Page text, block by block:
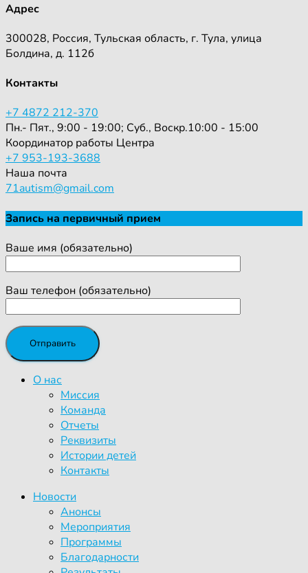
Адрес
300028, Россия, Тульская область, г. Тула, улица
Болдина, д. 112б
Контакты
+7 4872 212-370
Пн.- Пят., 9:00 - 19:00; Суб., Воскр.10:00 - 15:00
Координатор работы Центра
+7 953-193-3688
Наша почта
71autism@gmail.com
Запись на первичный прием
Ваше имя (обязательно)
Ваш телефон (обязательно)
О нас
Миссия
Команда
Отчеты
Реквизиты
Истории детей
Контакты
Новости
Анонсы
Мероприятия
Программы
Благодарности